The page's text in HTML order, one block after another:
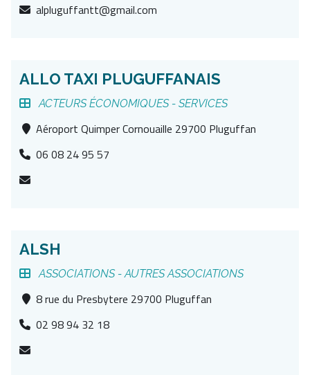
alpluguffantt@gmail.com
ALLO TAXI PLUGUFFANAIS
ACTEURS ÉCONOMIQUES - SERVICES
Aéroport Quimper Cornouaille 29700 Pluguffan
06 08 24 95 57
ALSH
ASSOCIATIONS -AUTRES ASSOCIATIONS
8 rue du Presbytere 29700 Pluguffan
02 98 94 32 18